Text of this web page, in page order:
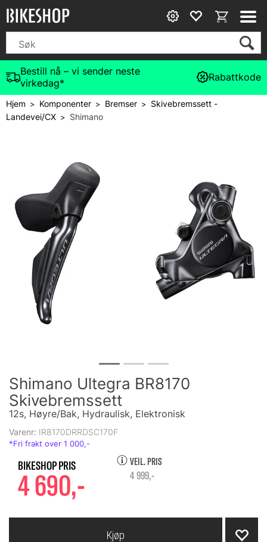
Bestill nå – vi sender neste
virkedag*
Rabattkode
Hjem> Komponenter> Bremser> Skivebremssett -
Landevei/CX> Shimano
Shimano Ultegra BR8170
Skivebremssett
12s, Høyre/Bak, Hydraulisk, Elektronisk
Varenr: IR8170DRRDSC170F
4 690,-
VEIL. PRIS
4 999,-
Kjøp